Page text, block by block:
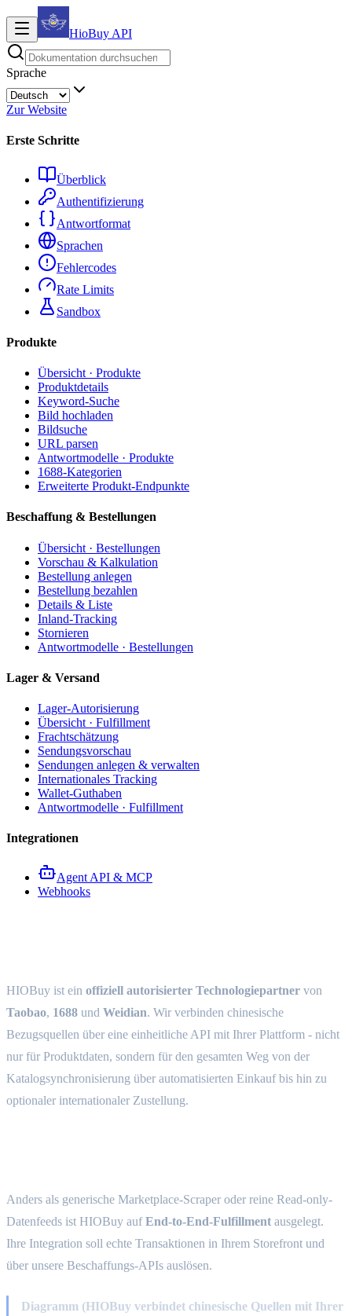
HioBuy API
Sprache
Zur Website
Erste Schritte
Überblick
Authentifizierung
Antwortformat
Sprachen
Fehlercodes
Rate Limits
Sandbox
Produkte
Übersicht · Produkte
Produktdetails
Keyword-Suche
Bild hochladen
Bildsuche
URL parsen
Antwortmodelle · Produkte
1688-Kategorien
Erweiterte Produkt-Endpunkte
Beschaffung & Bestellungen
Übersicht · Bestellungen
Vorschau & Kalkulation
Bestellung anlegen
Bestellung bezahlen
Details & Liste
Inland-Tracking
Stornieren
Antwortmodelle · Bestellungen
Lager & Versand
Lager-Autorisierung
Übersicht · Fulfillment
Frachtschätzung
Sendungsvorschau
Sendungen anlegen & verwalten
Internationales Tracking
Wallet-Guthaben
Antwortmodelle · Fulfillment
Integrationen
Agent API & MCP
Webhooks
HIOBuy ist ein offiziell autorisierter Technologiepartner von
Taobao, 1688 und Weidian. Wir verbinden chinesische
Bezugsquellen über eine einheitliche API mit Ihrer Plattform - nicht
nur für Produktdaten, sondern für den gesamten Weg von der
Katalogsynchronisierung über automatisierten Einkauf bis hin zu
optionaler internationaler Zustellung.
Anders als generische Marketplace-Scraper oder reine Read-only-
Datenfeeds ist HIOBuy aufEnd-to-End-Fulfillment ausgelegt.
Ihre Integration soll echte Transaktionen in Ihrem Storefront und
über unsere Beschaffungs-APIs auslösen.
Diagramm (HIOBuy verbindet chinesische Quellen mit Ihrer